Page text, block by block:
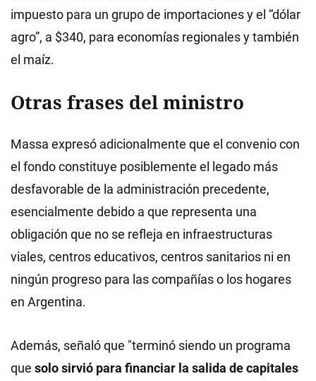
impuesto para un grupo de importaciones y el “dólar
agro”, a $340, para economías regionales y también
el maíz.
Otras frases del ministro
Massa expresó adicionalmente que el convenio con
el fondo constituye posiblemente el legado más
desfavorable de la administración precedente,
esencialmente debido a que representa una
obligación que no se refleja en infraestructuras
viales, centros educativos, centros sanitarios ni en
ningún progreso para las compañías o los hogares
en Argentina.
Además, señaló que "terminó siendo un programa
que solo sirvió para financiar la salida de capitales